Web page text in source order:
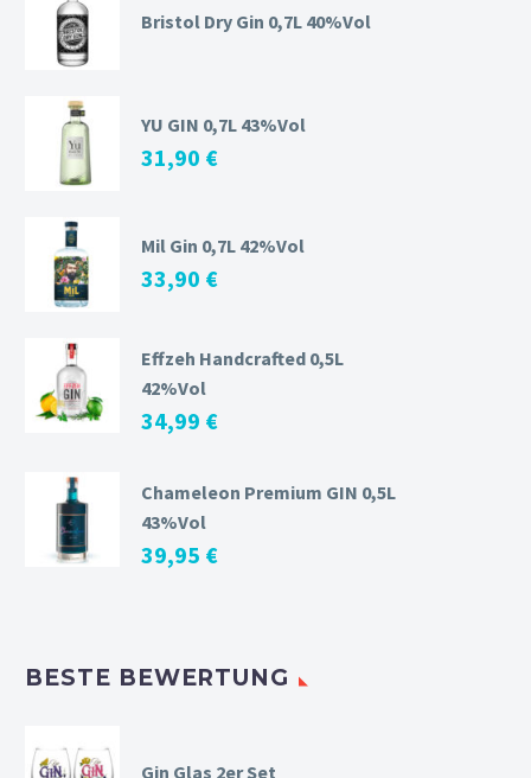
Bristol Dry Gin 0,7L 40%Vol
YU GIN 0,7L 43%Vol
31,90 €
Mil Gin 0,7L 42%Vol
33,90 €
Effzeh Handcrafted 0,5L
42%Vol
34,99 €
Chameleon Premium GIN 0,5L
43%Vol
39,95 €
BESTE BEWERTUNG
Gin Glas 2er Set